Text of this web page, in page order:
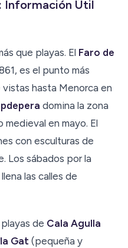
Información Útil
que playas. El Faro de
es el punto más
hasta Menorca en
domina la zona
en mayo. El
con esculturas de
Los sábados por la
las calles de
de Cala Agulla
Gat(pequeña y